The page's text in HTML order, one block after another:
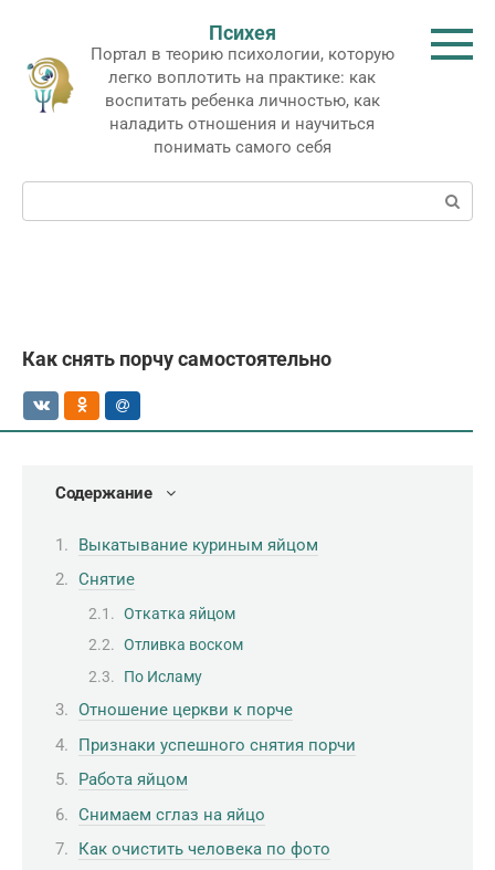
контенту
Психея
Портал в теорию психологии, которую
легко воплотить на практике: как
воспитать ребенка личностью, как
наладить отношения и научиться
понимать самого себя
Поиск:
Как снять порчу самостоятельно
Содержание
Выкатывание куриным яйцом
Снятие
Откатка яйцом
Отливка воском
По Исламу
Отношение церкви к порче
Признаки успешного снятия порчи
Работа яйцом
Снимаем сглаз на яйцо
Как очистить человека по фото